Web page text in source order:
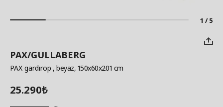
1 / 5
PAX/GULLABERG
PAX gardırop , beyaz, 150x60x201 cm
25.290₺